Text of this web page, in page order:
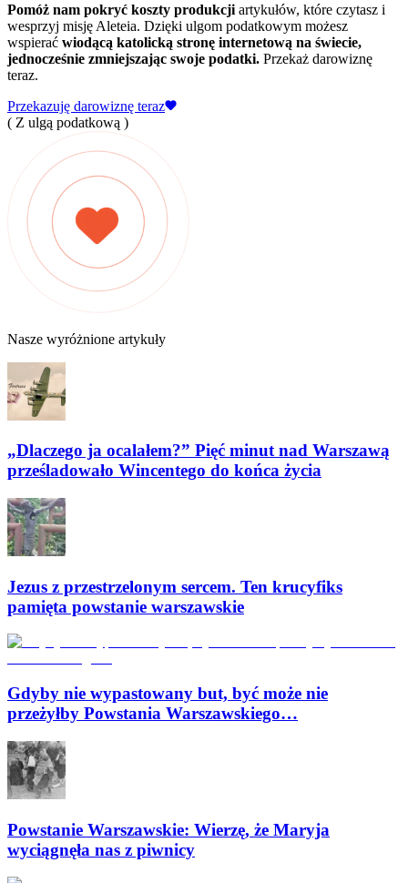
Pomóż nam pokryć koszty produkcji artykułów, które czytasz i
wesprzyj misję Aleteia. Dzięki ulgom podatkowym możesz
wspierać wiodącą katolicką stronę internetową na świecie,
jednocześnie zmniejszając swoje podatki. Przekaż darowiznę
teraz.
Przekazuję darowiznę teraz
( Z ulgą podatkową )
Nasze wyróżnione artykuły
„Dlaczego ja ocalałem?” Pięć minut nad Warszawą
prześladowało Wincentego do końca życia
Jezus z przestrzelonym sercem. Ten krucyfiks
pamięta powstanie warszawskie
Gdyby nie wypastowany but, być może nie
przeżyłby Powstania Warszawskiego…
Powstanie Warszawskie: Wierzę, że Maryja
wyciągnęła nas z piwnicy